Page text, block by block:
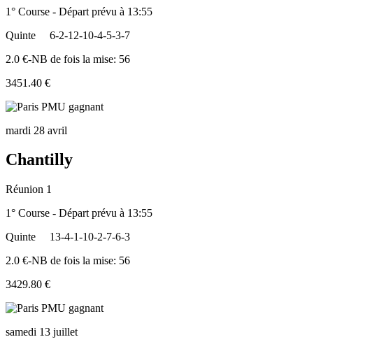
1° Course - Départ prévu à 13:55
Quinte
6-2-12-10-4-5-3-7
2.0 €-NB de fois la mise: 56
3451.40 €
mardi 28 avril
Chantilly
Réunion 1
1° Course - Départ prévu à 13:55
Quinte
13-4-1-10-2-7-6-3
2.0 €-NB de fois la mise: 56
3429.80 €
samedi 13 juillet